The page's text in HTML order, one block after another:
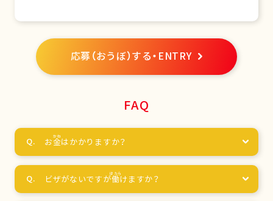
応募（おうぼ）する・ENTRY
FAQ
お金はかかりますか？
ビザがないですが働けますか？